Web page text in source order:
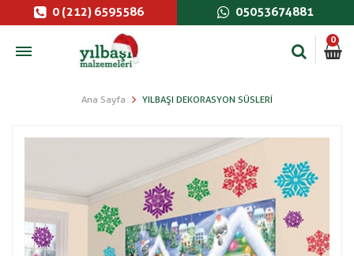
0 (212) 6595586 05053674881
0
Ana Sayfa YILBAŞI DEKORASYON SÜSLERI